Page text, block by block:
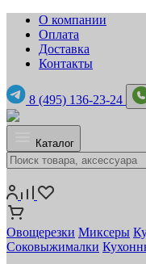
О компании
Оплата
Доставка
Контакты
8 (495) 136-23-24
Каталог
Овощерезки Миксеры
Соковыжималки